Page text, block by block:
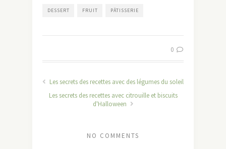
DESSERT FRUIT PÂTISSERIE
0
Les secrets des recettes avec des légumes du soleil
Les secrets des recettes avec citrouille et biscuits
d'Halloween
NO COMMENTS